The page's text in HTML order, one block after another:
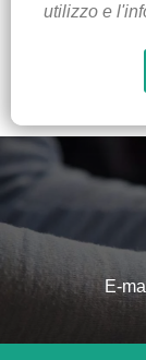
utilizzo e
E-